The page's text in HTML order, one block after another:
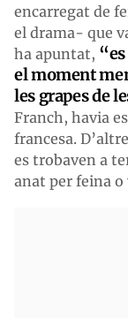
encarregat de
el drama- que
ha apuntat,
el moment
les grapes de
Franch, havia
francesa.
es trobaven a
anat per feina